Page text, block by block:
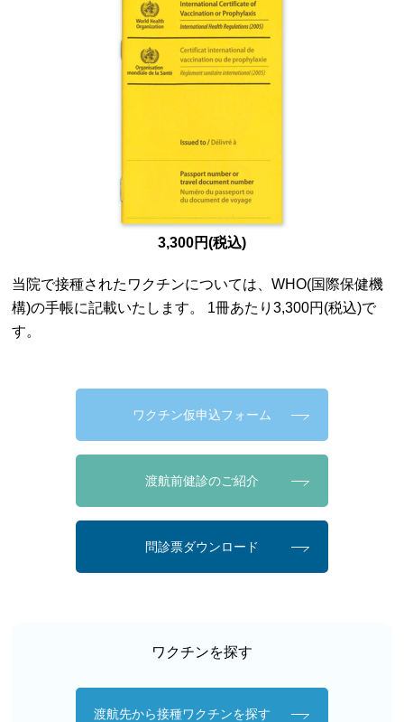
3,300円(税込)
当院で接種されたワクチンについては、WHO(国際保健機
構)の手帳に記載いたします。 1冊あたり3,300円(税込)で
す。
ワクチン仮申込フォーム
渡航前健診のご紹介
問診票ダウンロード
ワクチンを探す
渡航先から接種ワクチンを探す